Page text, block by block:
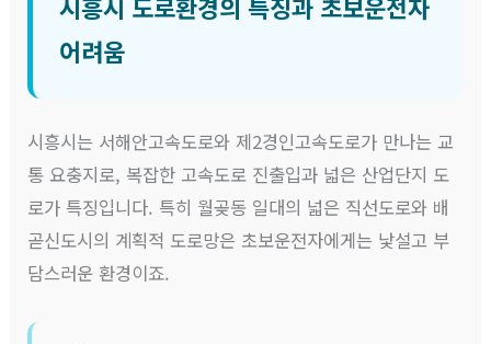
어려움
시흥시는 서해안고속도로와 제2경인고속도로가 만나는 교
통 요충지로, 복잡한 고속도로 진출입과 넓은 산업단지 도
로가 특징입니다. 특히 월곶동 일대의 넓은 직선도로와 배
곧신도시의 계획적 도로망은 초보운전자에게는 낯설고 부
담스러운 환경이죠.